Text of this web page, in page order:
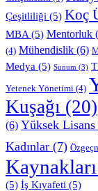
Çeşitliliği (5) Koç
MBA (5) Mentorluk
(4) Mühendislik (6)
Medya (5) Sunum (3)
Yetenek Yönetimi (4)
Kuşağı (20)
(6) Yüksek Lisans
Kadınlar (7)
Kaynakları
(5) İş Kıyafeti (5)